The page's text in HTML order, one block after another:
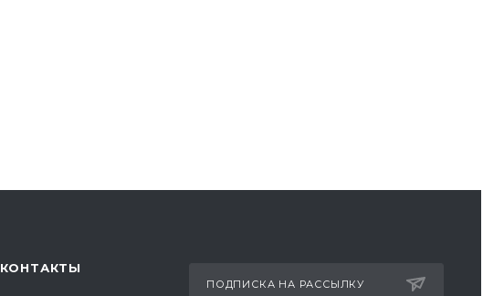
КОНТАКТЫ
ПОДПИСКА НА РАССЫЛКУ